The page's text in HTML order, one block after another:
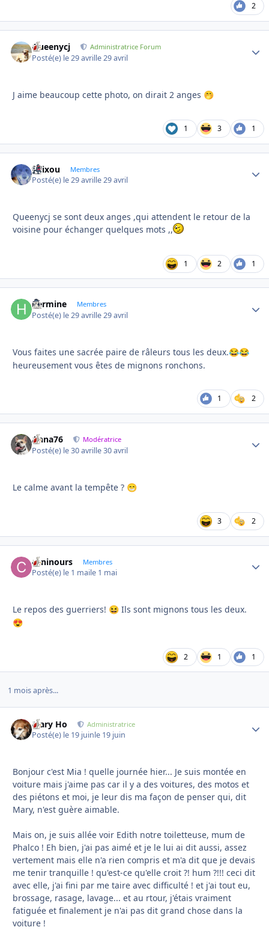
2
Queenycj Administratrice Forum
Posté(e) le 29 avrille 29 avril
J aime beaucoup cette photo, on dirait 2 anges 🤭
1 3 1
felixou Membres
Posté(e) le 29 avrille 29 avril
Queenycj se sont deux anges ,qui attendent le retour de la
voisine pour échanger quelques mots ,,
1 2 1
hermine Membres
Posté(e) le 29 avrille 29 avril
Vous faites une sacrée paire de râleurs tous les deux.😂😂
heureusement vous êtes de mignons ronchons.
1 2
Anna76 Modératrice
Posté(e) le 30 avrille 30 avril
Le calme avant la tempête ? 😁
3 2
caninours Membres
Posté(e) le 1 maile 1 mai
Le repos des guerriers! 😆 Ils sont mignons tous les deux.
😍
2 1 1
1 mois après...
Mary Ho Administratrice
Posté(e) le 19 juinle 19 juin
Bonjour c'est Mia ! quelle journée hier... Je suis montée en
voiture mais j'aime pas car il y a des voitures, des motos et
des piétons et moi, je leur dis ma façon de penser qui, dit
Mary, n'est guère aimable.
Mais on, je suis allée voir Edith notre toiletteuse, mum de
Phalco ! Eh bien, j'ai pas aimé et je le lui ai dit aussi, assez
vertement mais elle n'a rien compris et m'a dit que je devais
me tenir tranquille ! qu'est-ce qu'elle croit ?! hum ?!!! ceci dit
avec elle, j'ai fini par me taire avec difficulté ! et j'ai tout eu,
brossage, rasage, lavage... et au rtour, j'étais vraiment
fatiguée et finalement je n'ai pas dit grand chose dans la
voiture !